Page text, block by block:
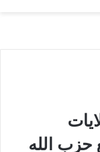
حزب الله